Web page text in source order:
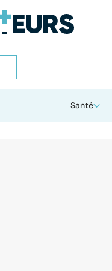
Santé